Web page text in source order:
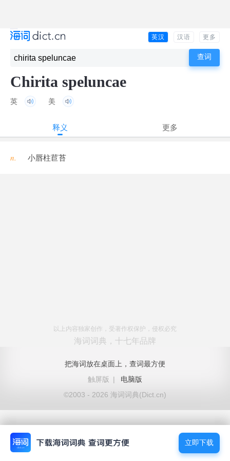
英汉 汉语 更多
Chirita speluncae
英 美
释义 更多
n. 小唇柱苣苔
以上内容独家创作，受著作权保护，侵权必究
海词词典，十七年品牌
把海词放在桌面上，查词最方便
触屏版
|
电脑版
©2003 - 2026 海词词典(Dict.cn)
立即下载
立即下载